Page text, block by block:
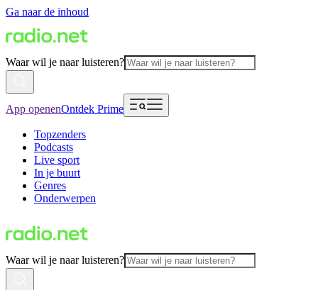
Ga naar de inhoud
Waar wil je naar luisteren?
App openenOntdek Prime
Topzenders
Podcasts
Live sport
In je buurt
Genres
Onderwerpen
Waar wil je naar luisteren?